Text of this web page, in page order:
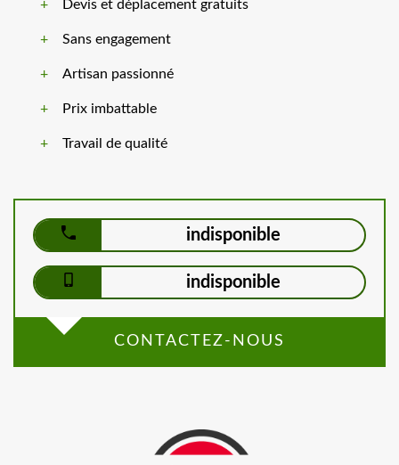
Devis et déplacement gratuits
Sans engagement
Artisan passionné
Prix imbattable
Travail de qualité
indisponible
indisponible
CONTACTEZ-NOUS